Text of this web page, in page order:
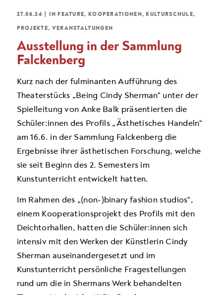
27.06.24 IN FEATURE, KOOPERATIONEN, KULTURSCHULE,
PROJEKTE, VERANSTALTUNGEN
Ausstellung in der Sammlung
Falckenberg
Kurz nach der fulminanten Aufführung des
Theaterstücks „Being Cindy Sherman“ unter der
Spielleitung von Anke Balk präsentierten die
Schüler:innen des Profils „Ästhetisches Handeln“
am 16.6. in der Sammlung Falckenberg die
Ergebnisse ihrer ästhetischen Forschung, welche
sie seit Beginn des 2. Semesters im
Kunstunterricht entwickelt hatten.
Im Rahmen des „(non-)binary fashion studios“,
einem Kooperationsprojekt des Profils mit den
Deichtorhallen, hatten die Schüler:innen sich
intensiv mit den Werken der Künstlerin Cindy
Sherman auseinandergesetzt und im
Kunstunterricht persönliche Fragestellungen
rund um die in Shermans Werk behandelten